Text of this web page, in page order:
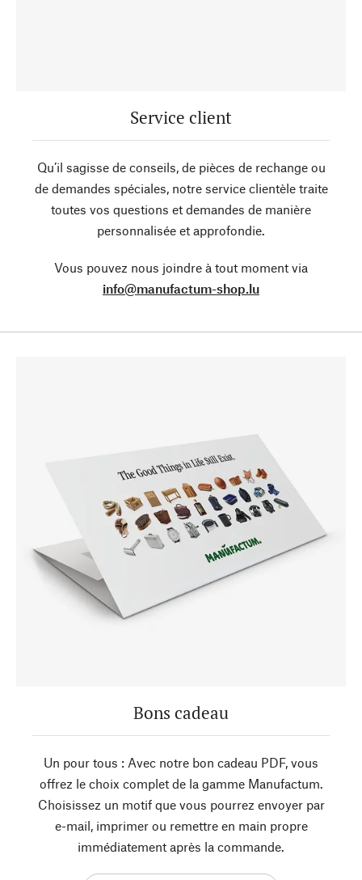
Service client
Qu’il sagisse de conseils, de pièces de rechange ou
de demandes spéciales, notre service clientèle traite
toutes vos questions et demandes de manière
personnalisée et approfondie.
Vous pouvez nous joindre à tout moment via
info@manufactum-shop.lu
Bons cadeau
Un pour tous : Avec notre bon cadeau PDF, vous
offrez le choix complet de la gamme Manufactum.
Choisissez un motif que vous pourrez envoyer par
e-mail, imprimer ou remettre en main propre
immédiatement après la commande.